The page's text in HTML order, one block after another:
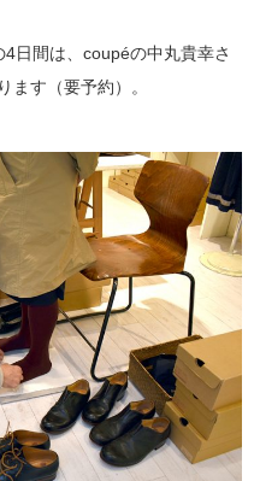
日間は、coupéの中丸貴幸さ
ます（要予約）。